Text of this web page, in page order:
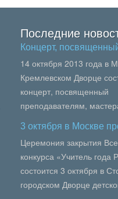
Последние
Концерт,
14 октября 2013 года в
Кремлевском Дворце
концерт, посвященный
преподавателям,
образования, педагогам
вузов Москвы.В сей...
3 октября в Москве
Церемония закрытия
конкурса «Учитель года
состоится 3 октября в
городском Дворце